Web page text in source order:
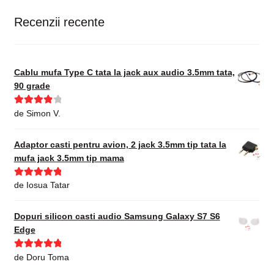
Recenzii recente
Cablu mufa Type C tata la jack aux audio 3.5mm tata,
90 grade
Evaluat la
de Simon V.
Adaptor casti pentru avion, 2 jack 3.5mm tip tata la
mufa jack 3.5mm tip mama
Evaluat la5
de Iosua Tatar
Dopuri silicon casti audio Samsung Galaxy S7 S6
Edge
Evaluat la5
de Doru Toma